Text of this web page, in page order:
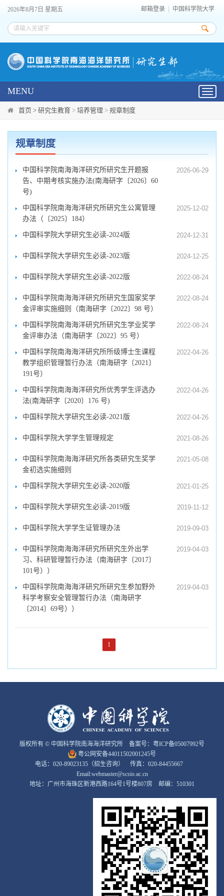
2026年8月7日 星期五 邮箱登录 中国科学院大学
MENU
首页 > 研究生教育 > 培养管理 > 规章制度
规章制度
2026-06-29
中国科学院南海海洋研究所研究生开题报
告、中期考核实施办法(南海研字〔2026〕60
号)
2025-12-02
中国科学院南海海洋研究所研究生公寓管理
办法（〔2025〕184）
2024-12-31
中国科学院大学研究生必读-2024版
2024-12-25
中国科学院大学研究生必读-2023版
2022-08-24
中国科学院大学研究生必读-2022版
2022-08-24
中国科学院南海海洋研究所研究生国家奖学
金评审实施细则（南海研字〔2022〕98 号）
2022-08-24
中国科学院南海海洋研究所研究生学业奖学
金评审办法（南海研字〔2022〕95 号）
2022-04-26
中国科学院南海海洋研究所所级博士生课程
教学组织管理暂行办法（南海研字〔2021〕
191号）
2022-04-26
中国科学院南海海洋研究所优秀学生评选办
法(南海研字〔2020〕176 号)
2022-04-26
中国科学院大学研究生必读-2021版
2021-08-26
中国科学院大学学生管理规定
2021-05-08
中国科学院南海海洋研究所各类研究生奖学
金初选实施细则
2021-01-25
中国科学院大学研究生必读-2020版
2019-11-12
中国科学院大学研究生必读-2019版
2019-09-03
中国科学院大学学生证管理办法
2019-04-03
中国科学院南海海洋研究所研究生外出学
习、科研管理暂行办法（南海研字〔2017〕
101号））
2019-04-03
中国科学院南海海洋研究所研究生参加野外
科学考察安全管理暂行办法（南海研字
〔2014〕69号））
1
版权所有 © 中国科学院南海海洋研究所 备案号： 粤ICP备05007992号
粤公网安备44011502001245号
电话：020-89023135（招生咨询） 传真：020-84455667
Email:webmaster@scsio.ac.cn
地址：广州市海珠区新港西路164号1号楼807房 邮编：510301